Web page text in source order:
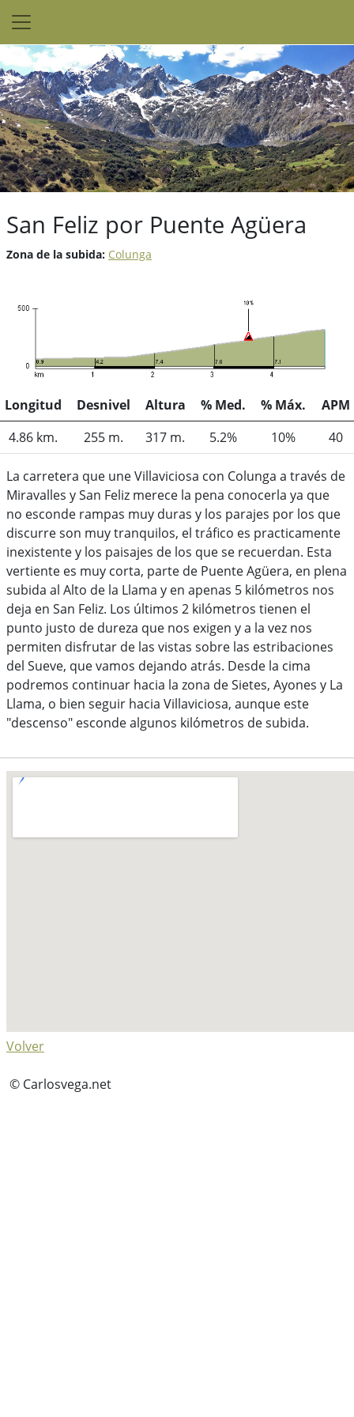
San Feliz por Puente Agüera
Zona de la subida: Colunga
Longitud Desnivel Altura % Med. % Máx.
APM
4.86 km.
255 m. 317 m. 5.2% 10% 40
La carretera que une Villaviciosa con Colunga a través de
Miravalles y San Feliz merece la pena conocerla ya que
no esconde rampas muy duras y los parajes por los que
discurre son muy tranquilos, el tráfico es practicamente
inexistente y los paisajes de los que se recuerdan. Esta
vertiente es muy corta, parte de Puente Agüera, en plena
subida al Alto de la Llama y en apenas 5 kilómetros nos
deja en San Feliz. Los últimos 2 kilómetros tienen el
punto justo de dureza que nos exigen y a la vez nos
permiten disfrutar de las vistas sobre las estribaciones
del Sueve, que vamos dejando atrás. Desde la cima
podremos continuar hacia la zona de Sietes, Ayones y La
Llama, o bien seguir hacia Villaviciosa, aunque este
"descenso" esconde algunos kilómetros de subida.
Volver
© Carlosvega.net